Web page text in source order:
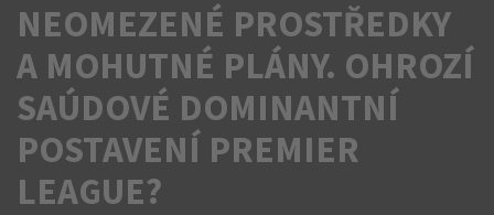
NEOMEZENÉ PROSTŘEDKY
A MOHUTNÉ PLÁNY. OHROZÍ
SAÚDOVÉ DOMINANTNÍ
POSTAVENÍ PREMIER
LEAGUE?